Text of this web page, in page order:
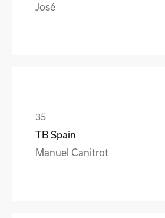
José
TB Spain
Manuel Canitrot